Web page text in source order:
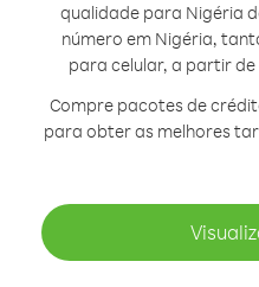
qualidade para Nigéria
número em Nigéria,
para celular, a partir
Compre pacotes de
para obter as melhores